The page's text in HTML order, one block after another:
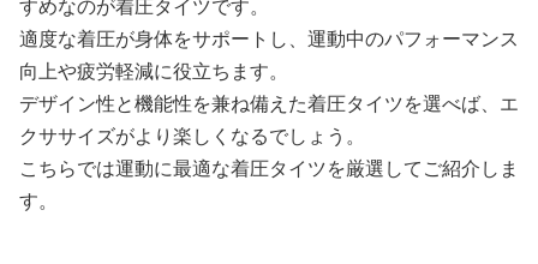
すめなのが着圧タイツです。
適度な着圧が身体をサポートし、運動中のパフォーマンス
向上や疲労軽減に役立ちます。
デザイン性と機能性を兼ね備えた着圧タイツを選べば、エ
クササイズがより楽しくなるでしょう。
こちらでは運動に最適な着圧タイツを厳選してご紹介しま
す。